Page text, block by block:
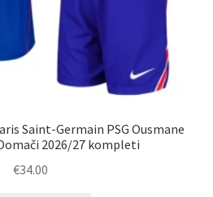
Saint-Germain PSG Ousmane
2026/27 kompleti
€34.00